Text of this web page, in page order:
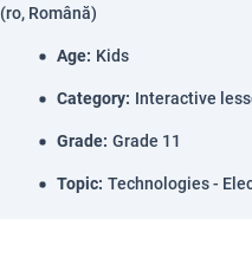
(ro, Română)
Age: Kids
Category: Interactive
Grade: Grade 11
Topic: Technologies -